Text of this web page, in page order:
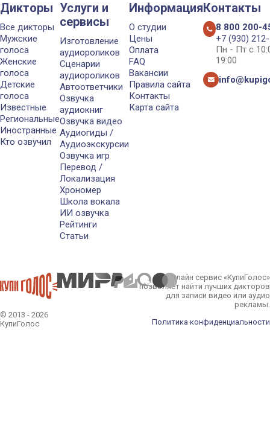
Дикторы
Все дикторы
Мужские
голоса
Женские
голоса
Детские
голоса
Известные
Региональные
Иностранные
Кто озвучил
Услуги и
сервисы
Изготовление
аудиороликов
Сценарии
аудиороликов
Автоответчики
Озвучка
аудиокниг
Озвучка видео
Аудиогиды /
Аудиоэкскурсии
Озвучка игр
Перевод /
Локализация
Хрономер
Школа вокала
ИИ озвучка
Рейтинги
Статьи
Информация
О студии
Цены
Оплата
FAQ
Вакансии
Правила сайта
Контакты
Карта сайта
Контакты
8 800 200-
+7 (930)
Пн - Пт с
19:00
© 2013 - 2026
КупиГолос
Онлайн сервис «КупиГолос»
позволяет найти лучших дикторов
для записи видео или аудио
рекламы.
Политика конфиденциальности